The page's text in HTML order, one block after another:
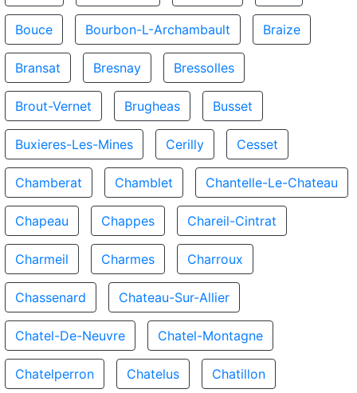
Bouce Bourbon-L-Archambault Braize
Bransat Bresnay Bressolles
Brout-Vernet Brugheas Busset
Buxieres-Les-Mines Cerilly Cesset
Chamberat Chamblet Chantelle-Le-Chateau
Chapeau Chappes Chareil-Cintrat
Charmeil Charmes Charroux
Chassenard Chateau-Sur-Allier
Chatel-De-Neuvre Chatel-Montagne
Chatelperron Chatelus Chatillon